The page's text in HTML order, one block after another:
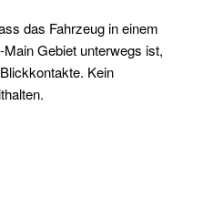
das Fahrzeug in einem
Gebiet unterwegs ist,
Kein